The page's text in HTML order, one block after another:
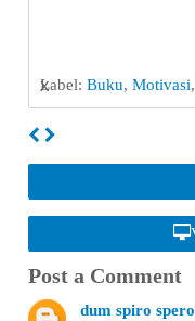
x
Label: Buku, Motivasi,
Post a Comment
dum spiro spero